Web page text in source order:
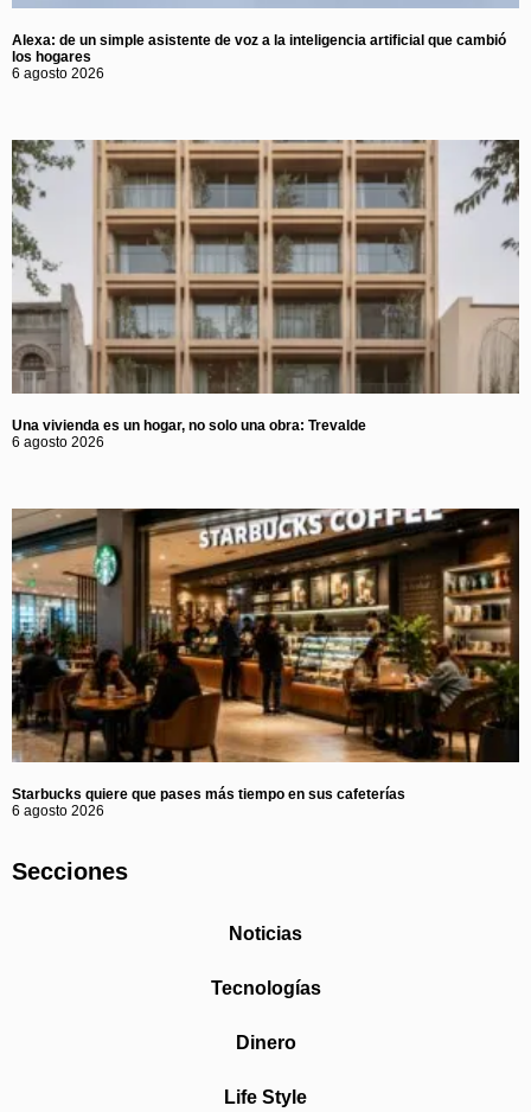
Alexa: de un simple asistente de voz a la inteligencia artificial que cambió
los hogares
6 agosto 2026
Una vivienda es un hogar, no solo una obra: Trevalde
6 agosto 2026
Starbucks quiere que pases más tiempo en sus cafeterías
6 agosto 2026
Secciones
Noticias
Tecnologías
Dinero
Life Style